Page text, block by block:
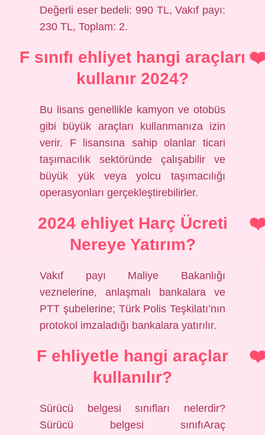
Değerli eser bedeli: 990 TL, Vakıf payı:
230 TL, Toplam: 2.
F sınıfı ehliyet hangi araçları
kullanır 2024?
Bu lisans genellikle kamyon ve otobüs
gibi büyük araçları kullanmanıza izin
verir. F lisansına sahip olanlar ticari
taşımacılık sektöründe çalışabilir ve
büyük yük veya yolcu taşımacılığı
operasyonları gerçekleştirebilirler.
2024 ehliyet Harç Ücreti
Nereye Yatırım?
Vakıf payı Maliye Bakanlığı
veznelerine, anlaşmalı bankalara ve
PTT şubelerine; Türk Polis Teşkilatı’nın
protokol imzaladığı bankalara yatırılır.
F ehliyetle hangi araçlar
kullanılır?
Sürücü belgesi sınıfları nelerdir?
Sürücü belgesi sınıfıAraç